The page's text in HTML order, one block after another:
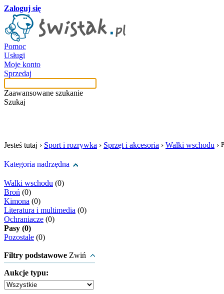
Zaloguj się
Pomoc
Usługi
Moje konto
Sprzedaj
Zaawansowane szukanie
Szukaj
Jesteś tutaj › Sport i rozrywka › Sprzęt i akcesoria › Walki wschodu ›
Kategoria nadrzędna
Walki wschodu (0)
Broń (0)
Kimona (0)
Literatura i multimedia (0)
Ochraniacze (0)
Pasy (0)
Pozostałe (0)
Filtry podstawowe Zwiń
Aukcje typu: